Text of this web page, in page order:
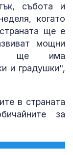
събота и
когато
ще е
мощни
ще има
и градушки",
в страната
за